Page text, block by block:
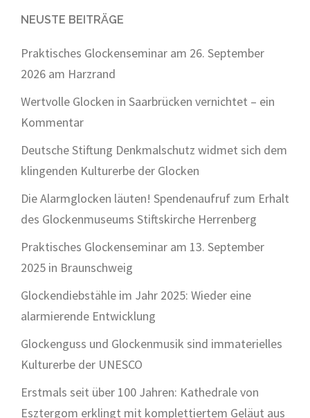
NEUSTE BEITRÄGE
Praktisches Glockenseminar am 26. September
2026 am Harzrand
Wertvolle Glocken in Saarbrücken vernichtet – ein
Kommentar
Deutsche Stiftung Denkmalschutz widmet sich dem
klingenden Kulturerbe der Glocken
Die Alarmglocken läuten! Spendenaufruf zum Erhalt
des Glockenmuseums Stiftskirche Herrenberg
Praktisches Glockenseminar am 13. September
2025 in Braunschweig
Glockendiebstähle im Jahr 2025: Wieder eine
alarmierende Entwicklung
Glockenguss und Glockenmusik sind immaterielles
Kulturerbe der UNESCO
Erstmals seit über 100 Jahren: Kathedrale von
Esztergom erklingt mit komplettiertem Geläut aus